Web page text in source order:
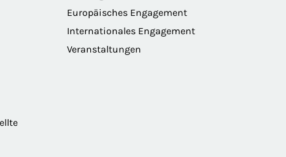
Europäisches Engagement
Internationales Engagement
Veranstaltungen